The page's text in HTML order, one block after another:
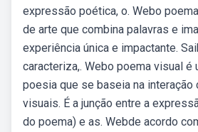
expressão poética, o. Webo
de arte que combina palavras e
experiência única e impactante.
caracteriza,. Webo poema visual é
poesia que se baseia na interação
visuais. É a junção entre a
do poema) e as. Webde acordo